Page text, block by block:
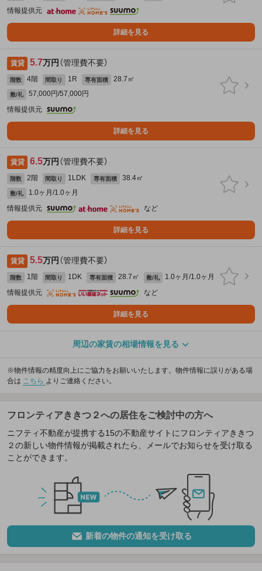
情報提供元
詳細を見る
賃貸 5.7万円 （管理費不要）
階数 4階 間取り 1R 専有面積 28.7㎡
敷/礼
57,000円/57,000円
情報提供元
詳細を見る
賃貸 6.5万円 （管理費不要）
階数 2階 間取り 1LDK 専有面積 38.4㎡
敷/礼
1.0ヶ月/1.0ヶ月
情報提供元
など
詳細を見る
賃貸 5.5万円 （管理費不要）
階数 1階 間取り 1DK 専有面積 28.7㎡ 敷/礼
1.0ヶ月/1.0ヶ月
情報提供元
など
詳細を見る
周辺の家賃の相場情報を見る
※物件情報の精度向上にご協力をお願いいたします。物件情報に誤りがある場
合は こちら よりご連絡ください。
フロンティアききつ２への居住をご検討中の方へ
ニフティ不動産が提携する15の不動産サイトにフロンティアききつ
２の新しい物件情報が掲載されたら、メールでお知らせを受け取る
ことができます。
新着の物件の通知を受け取る